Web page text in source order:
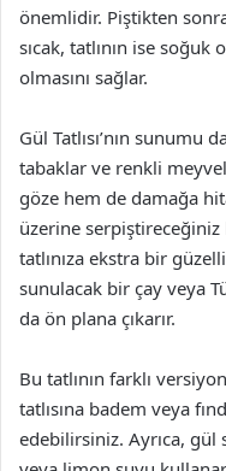
önemlidir. Piştikten
sıcak, tatlının ise soğuk
olmasını sağlar.
Gül Tatlısı’nın sunumu
tabaklar ve renkli
göze hem de damağa
üzerine
tatlınıza ekstra bir
sunulacak bir çay veya
da ön plana çıkarır.
Bu tatlının farklı
tatlısına badem veya
edebilirsiniz. Ayrıca,